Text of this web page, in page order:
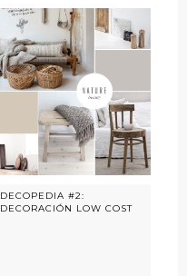
DECOPEDIA #2:
DECORACIÓN LOW COST